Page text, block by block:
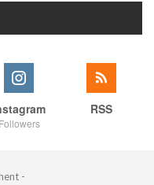
Followers
RSS